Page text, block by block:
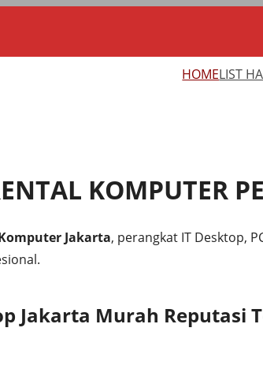
HOMELIST
KOMPUTER
Jakarta, perangkat IT Desktop,
Jakarta Murah Reputasi